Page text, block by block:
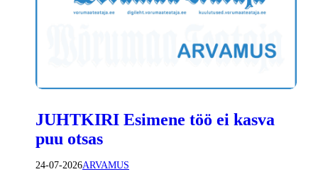
JUHTKIRI Esimene töö ei kasva
puu otsas
24-07-2026ARVAMUS